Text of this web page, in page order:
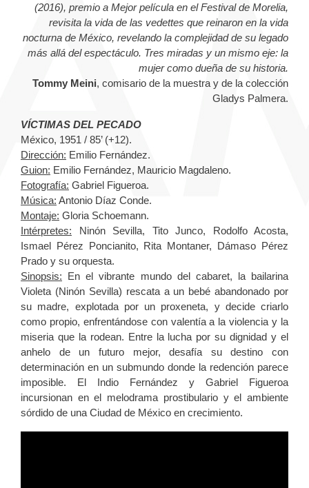
(2016), premio a Mejor película en el Festival de Morelia,
revisita la vida de las vedettes que reinaron en la vida
nocturna de México, revelando la complejidad de su legado
más allá del espectáculo. Tres miradas y un mismo eje: la
mujer como dueña de su historia.
Tommy Meini, comisario de la muestra y de la colección
Gladys Palmera.
VÍCTIMAS DEL PECADO
México, 1951 / 85’ (+12).
Dirección: Emilio Fernández.
Guion: Emilio Fernández, Mauricio Magdaleno.
Fotografía: Gabriel Figueroa.
Música: Antonio Díaz Conde.
Montaje: Gloria Schoemann.
Intérpretes: Ninón Sevilla, Tito Junco, Rodolfo Acosta,
Ismael Pérez Poncianito, Rita Montaner, Dámaso Pérez
Prado y su orquesta.
Sinopsis: En el vibrante mundo del cabaret, la bailarina
Violeta (Ninón Sevilla) rescata a un bebé abandonado por
su madre, explotada por un proxeneta, y decide criarlo
como propio, enfrentándose con valentía a la violencia y la
miseria que la rodean. Entre la lucha por su dignidad y el
anhelo de un futuro mejor, desafía su destino con
determinación en un submundo donde la redención parece
imposible. El Indio Fernández y Gabriel Figueroa
incursionan en el melodrama prostibulario y el ambiente
sórdido de una Ciudad de México en crecimiento.